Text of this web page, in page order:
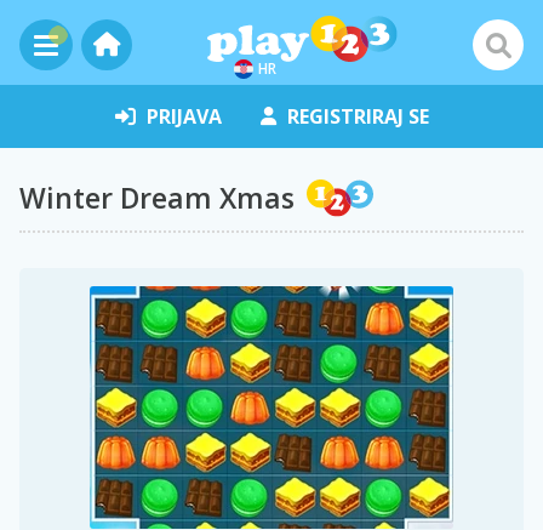
HR
PRIJAVA REGISTRIRAJ SE
Winter Dream Xmas